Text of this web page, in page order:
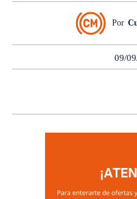
Por
09/